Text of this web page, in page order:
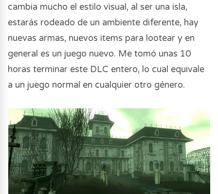
cambia mucho el estilo visual, al ser una isla,
estarás rodeado de un ambiente diferente, hay
nuevas armas, nuevos items para lootear y en
general es un juego nuevo. Me tomó unas 10
horas terminar este DLC entero, lo cual equivale
a un juego normal en cualquier otro género.